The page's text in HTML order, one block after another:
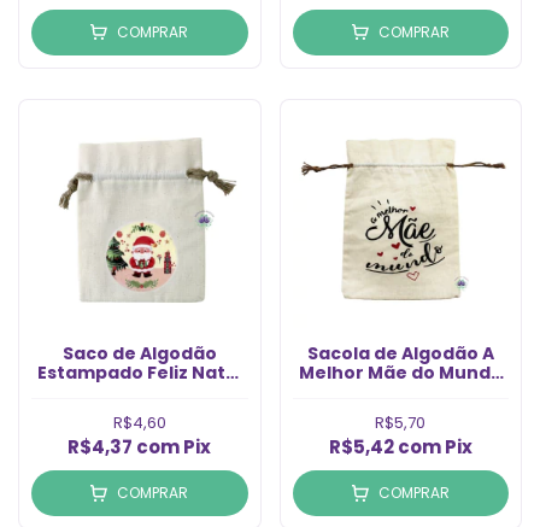
COMPRAR COMPRAR
Saco de Algodão
Estampado Feliz Natal
R$4,60
R$4,37 comPix
COMPRAR
Sacola de Algodão A
Melhor Mãe do Mundo
R$5,70
R$5,42com Pix
COMPRAR